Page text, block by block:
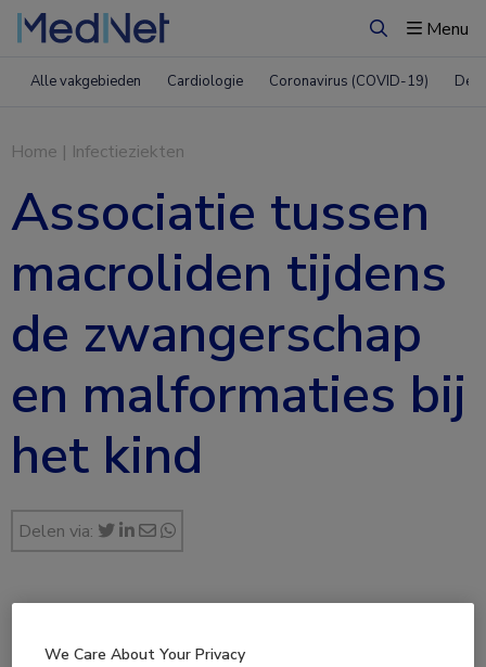
ZoekenMenu
Alle vakgebieden Cardiologie Coronavirus (COVID-19)
Home | Infectieziekten
Associatie tussen
macroliden tijdens
de zwangerschap
en malformaties bij
het kind
Delen via:
We Care About Your Privacy